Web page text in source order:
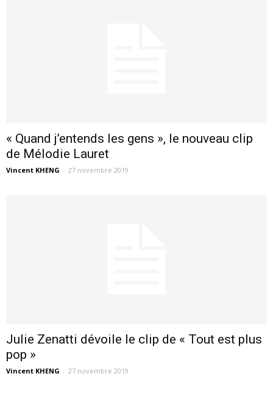
« Quand j’entends les gens », le nouveau clip
de Mélodie Lauret
Vincent KHENG - 27 novembre 2019
Julie Zenatti dévoile le clip de « Tout est plus
pop »
Vincent KHENG - 27 novembre 2019